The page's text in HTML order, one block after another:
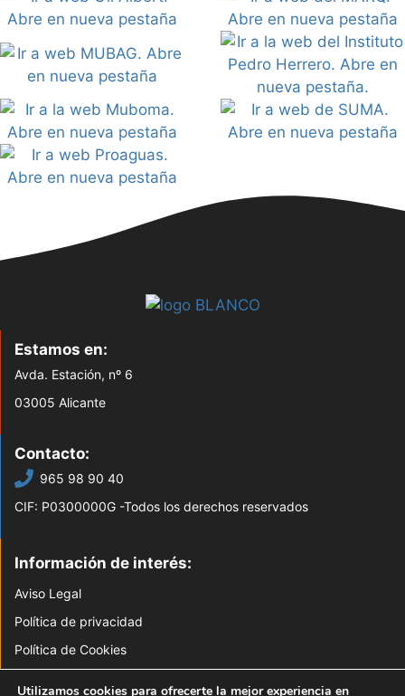
Estamos en:
Avda. Estación, nº 6
03005 Alicante
Contacto:
965 98 90 40
CIF: P0300000G -Todos los derechos reservados
Información de interés:
Aviso Legal
Política de privacidad
Política de Cookies
Utilizamos cookies para ofrecerte la mejor experiencia en